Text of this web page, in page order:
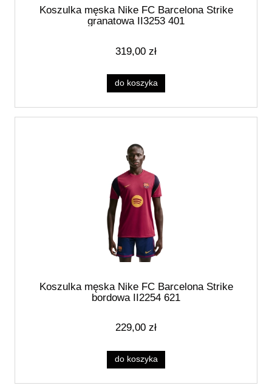
Koszulka męska Nike FC Barcelona Strike
granatowa II3253 401
319,00 zł
do koszyka
Koszulka męska Nike FC Barcelona Strike
bordowa II2254 621
229,00 zł
do koszyka